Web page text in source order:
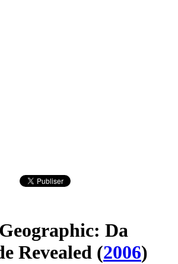
Da
Revealed (2006)